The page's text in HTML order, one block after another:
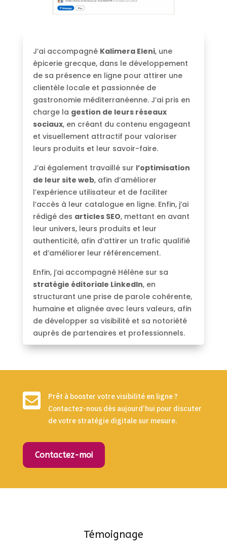
J’ai accompagné Kalimera Eleni, une
épicerie grecque, dans le développement
de sa présence en ligne pour attirer une
clientèle locale et passionnée de
gastronomie méditerranéenne. J’ai pris en
charge la gestion de leurs réseaux
sociaux, en créant du contenu engageant
et visuellement attractif pour valoriser
leurs produits et leur savoir-faire.
J’ai également travaillé sur l’optimisation
de leur site web, afin d’améliorer
l’expérience utilisateur et de faciliter
l’accès à leur catalogue en ligne. Enfin, j’ai
rédigé des articles SEO, mettant en avant
leur univers, leurs produits et leur
authenticité, afin d’attirer un trafic qualifié
et d’améliorer leur référencement.
Enfin, j’ai accompagné Hélène sur sa
stratégie éditoriale LinkedIn, en
structurant une prise de parole cohérente,
humaine et alignée avec leurs valeurs, afin
de développer sa visibilité et sa notoriété
auprès de partenaires et professionnels.

Prêt à booster votre visibilité en ligne ?
Contactez-nous dès aujourd’hui pour discuter
de votre stratégie digitale sur mesure.
Contactez-moi
Témoignage